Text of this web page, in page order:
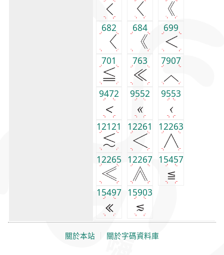
682 684 699
701 763 7907
9472 9552 9553
12121 12261 12263
12265 12267 15457
15497 15903
關於本站 關於字碼資料庫